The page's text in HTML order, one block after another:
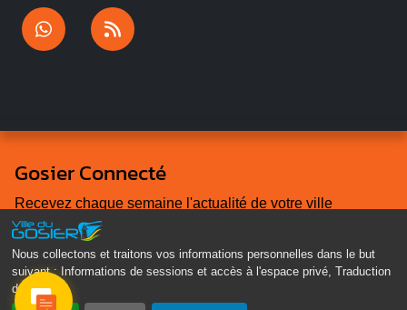
Nous collectons et traitons vos informations personnelles dans le but
suivant :
Informations de sessions et accès à l'espace privé, Traduction
des pages .
Gosier Connecté
Recevez chaque semaine l'actualité de votre ville
Je ne suis pas
un robot